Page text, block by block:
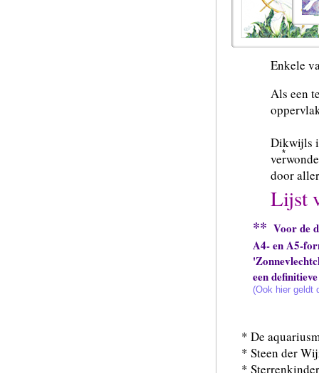
Enkele
Als een
Dikwijls
door
Lijst
* De
* Steen der
*
** Voor de
A4- en A5-
een
(Ook hier geldt
*